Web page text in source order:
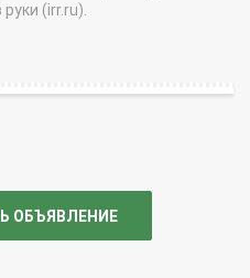
(irr.ru).
ОБЪЯВЛЕНИЕ